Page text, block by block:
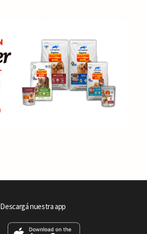
Descargá nuestra app